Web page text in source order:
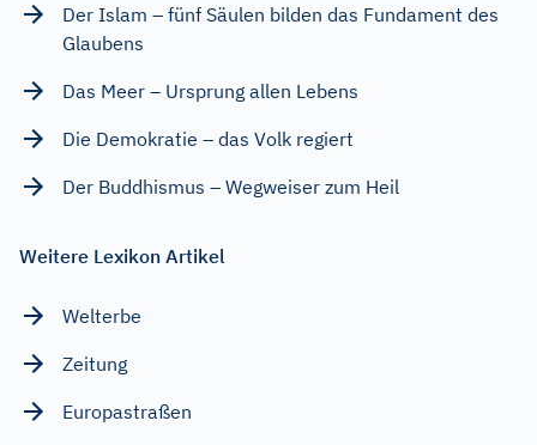
Der Islam – fünf Säulen bilden das Fundament des
Glaubens
Das Meer – Ursprung allen Lebens
Die Demokratie – das Volk regiert
Der Buddhismus – Wegweiser zum Heil
Weitere Lexikon Artikel
Welterbe
Zeitung
Europastraßen